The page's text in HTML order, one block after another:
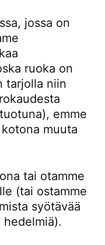
jossa on
ruoka on
tarjolla niin
emme
muuta
tai otamme
(tai ostamme
syötävää